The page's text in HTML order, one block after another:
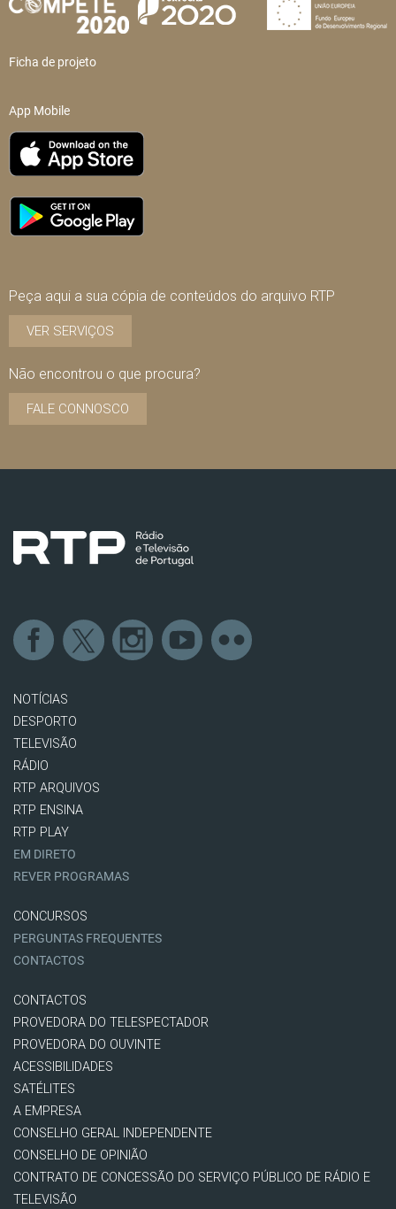
Ficha de projeto
App Mobile
Peça aqui a sua cópia de conteúdos do arquivo RTP
VER SERVIÇOS
Não encontrou o que procura?
FALE CONNOSCO
NOTÍCIAS
DESPORTO
TELEVISÃO
RÁDIO
RTP ARQUIVOS
RTP ENSINA
RTP PLAY
EM DIRETO
REVER PROGRAMAS
CONCURSOS
PERGUNTAS FREQUENTES
CONTACTOS
CONTACTOS
PROVEDORA DO TELESPECTADOR
PROVEDORA DO OUVINTE
ACESSIBILIDADES
SATÉLITES
A EMPRESA
CONSELHO GERAL INDEPENDENTE
CONSELHO DE OPINIÃO
CONTRATO DE CONCESSÃO DO SERVIÇO PÚBLICO DE RÁDIO E
TELEVISÃO